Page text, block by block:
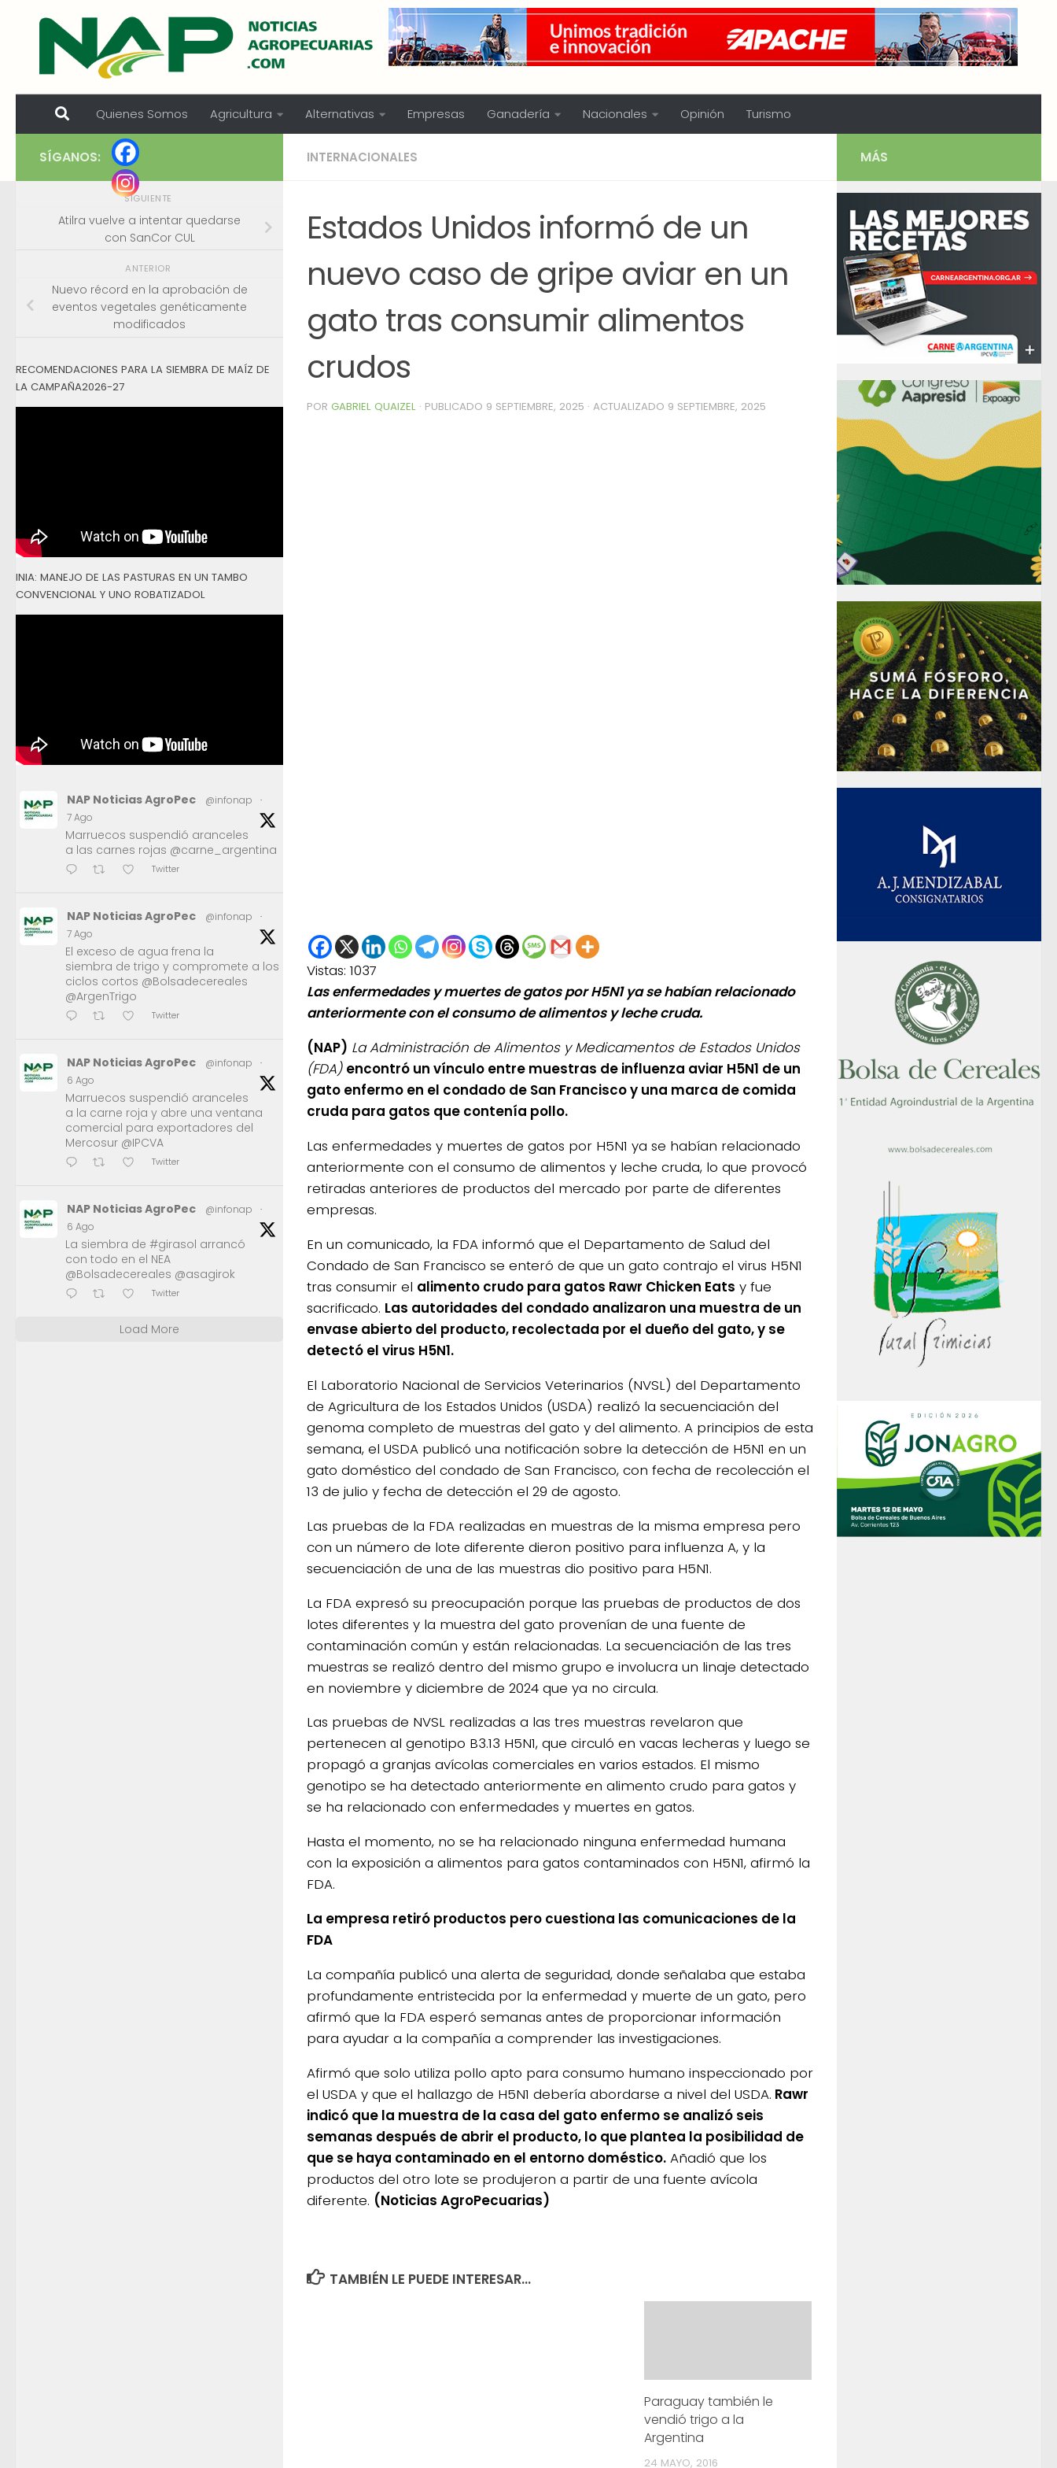
Skip to content
Quienes Somos Agricultura Alternativas Empresas Ganadería Nacionales Opinión Turismo
INTERNACIONALES
Estados Unidos informó de un
nuevo caso de gripe aviar en un
gato tras consumir alimentos
crudos
POR GABRIEL QUAIZEL · PUBLICADO 9 SEPTIEMBRE, 2025 · ACTUALIZADO 9 SEPTIEMBRE, 2025
Vistas: 1037
Las enfermedades y muertes de gatos por H5N1 ya se habían relacionado
anteriormente con el consumo de alimentos y leche cruda.
(NAP) La Administración de Alimentos y Medicamentos de Estados Unidos
(FDA) encontró un vínculo entre muestras de influenza aviar H5N1 de un
gato enfermo en el condado de San Francisco y una marca de comida
cruda para gatos que contenía pollo.
Las enfermedades y muertes de gatos por H5N1 ya se habían relacionado
anteriormente con el consumo de alimentos y leche cruda, lo que provocó
retiradas anteriores de productos del mercado por parte de diferentes
empresas.
En un comunicado, la FDA informó que el Departamento de Salud del
Condado de San Francisco se enteró de que un gato contrajo el virus H5N1
tras consumir el alimento crudo para gatos Rawr Chicken Eats y fue
sacrificado. Las autoridades del condado analizaron una muestra de un
envase abierto del producto, recolectada por el dueño del gato, y se
detectó el virus H5N1.
El Laboratorio Nacional de Servicios Veterinarios (NVSL) del Departamento
de Agricultura de los Estados Unidos (USDA) realizó la secuenciación del
genoma completo de muestras del gato y del alimento. A principios de esta
semana, el USDA publicó una notificación sobre la detección de H5N1 en un
gato doméstico del condado de San Francisco, con fecha de recolección el
13 de julio y fecha de detección el 29 de agosto.
Las pruebas de la FDA realizadas en muestras de la misma empresa pero
con un número de lote diferente dieron positivo para influenza A, y la
secuenciación de una de las muestras dio positivo para H5N1.
La FDA expresó su preocupación porque las pruebas de productos de dos
lotes diferentes y la muestra del gato provenían de una fuente de
contaminación común y están relacionadas. La secuenciación de las tres
muestras se realizó dentro del mismo grupo e involucra un linaje detectado
en noviembre y diciembre de 2024 que ya no circula.
Las pruebas de NVSL realizadas a las tres muestras revelaron que
pertenecen al genotipo B3.13 H5N1, que circuló en vacas lecheras y luego se
propagó a granjas avícolas comerciales en varios estados. El mismo
genotipo se ha detectado anteriormente en alimento crudo para gatos y
se ha relacionado con enfermedades y muertes en gatos.
Hasta el momento, no se ha relacionado ninguna enfermedad humana
con la exposición a alimentos para gatos contaminados con H5N1, afirmó la
FDA.
La empresa retiró productos pero cuestiona las comunicaciones de la
FDA
La compañía publicó una alerta de seguridad, donde señalaba que estaba
profundamente entristecida por la enfermedad y muerte de un gato, pero
afirmó que la FDA esperó semanas antes de proporcionar información
para ayudar a la compañía a comprender las investigaciones.
Afirmó que solo utiliza pollo apto para consumo humano inspeccionado por
el USDA y que el hallazgo de H5N1 debería abordarse a nivel del USDA. Rawr
indicó que la muestra de la casa del gato enfermo se analizó seis
semanas después de abrir el producto, lo que plantea la posibilidad de
que se haya contaminado en el entorno doméstico. Añadió que los
productos del otro lote se produjeron a partir de una fuente avícola
diferente. (Noticias AgroPecuarias)
TAMBIÉN LE PUEDE INTERESAR...
Paraguay también le
vendió trigo a la
Argentina
24 MAYO, 2016
SÍGANOS:
SIGUIENTE
Atilra vuelve a intentar quedarse
con SanCor CUL
ANTERIOR
Nuevo récord en la aprobación de
eventos vegetales genéticamente
modificados
RECOMENDACIONES PARA LA SIEMBRA DE MAÍZ DE
LA CAMPAÑA2026-27
INIA: MANEJO DE LAS PASTURAS EN UN TAMBO
CONVENCIONAL Y UNO ROBATIZADOL
NAP Noticias AgroPec @infonap
·
7 Ago
Marruecos suspendió aranceles
a las carnes rojas @carne_argentina
Twitter
NAP Noticias AgroPec @infonap
·
7 Ago
El exceso de agua frena la
siembra de trigo y compromete a los
ciclos cortos @Bolsadecereales
@ArgenTrigo
Twitter
NAP Noticias AgroPec @infonap
·
6 Ago
Marruecos suspendió aranceles
a la carne roja y abre una ventana
comercial para exportadores del
Mercosur @IPCVA
Twitter
NAP Noticias AgroPec @infonap
·
6 Ago
La siembra de #girasol arrancó
con todo en el NEA
@Bolsadecereales @asagirok
Twitter
Load More
MÁS